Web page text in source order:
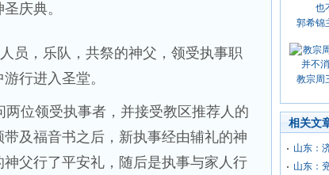
庆典。
员，乐队，共祭的神父，领受执事职
行进入圣堂。
位领受执事者，并接受教区推荐人的
及福音书之后，新执事经由辅礼的神
父行了平安礼，随后是执事与家人行
郭希锦
教宗周
相关文
山东：
山东：